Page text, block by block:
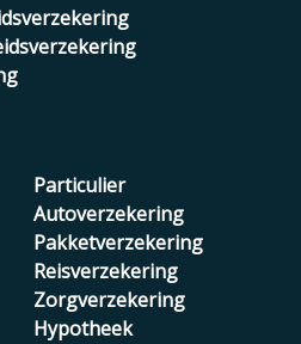
Particulier
Autoverzekering
Pakketverzekering
Reisverzekering
Zorgverzekering
Hypotheek